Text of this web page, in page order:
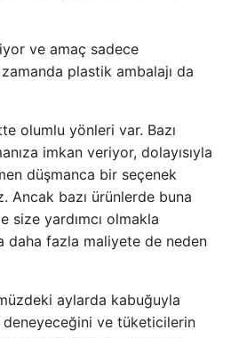
ve amaç sadece
plastik ambalajı da
olumlu yönleri var. Bazı
imkan veriyor, dolayısıyla
düşmanca bir seçenek
Ancak bazı ürünlerde buna
size yardımcı olmakla
daha fazla maliyete de neden
aylarda kabuğuyla
ve tüketicilerin